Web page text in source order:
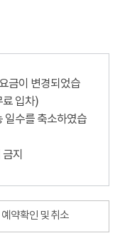
금이 변경되었습
료 입차)
일수를 축소하였습
지
예약확인 및 취소